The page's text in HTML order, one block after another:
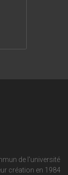
de l'université
création en 1984